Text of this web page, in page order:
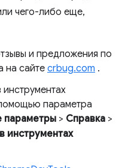
чего-либо еще,
и предложения по
на сайте crbug.com .
параметра
параметры > Справка >
инструментах